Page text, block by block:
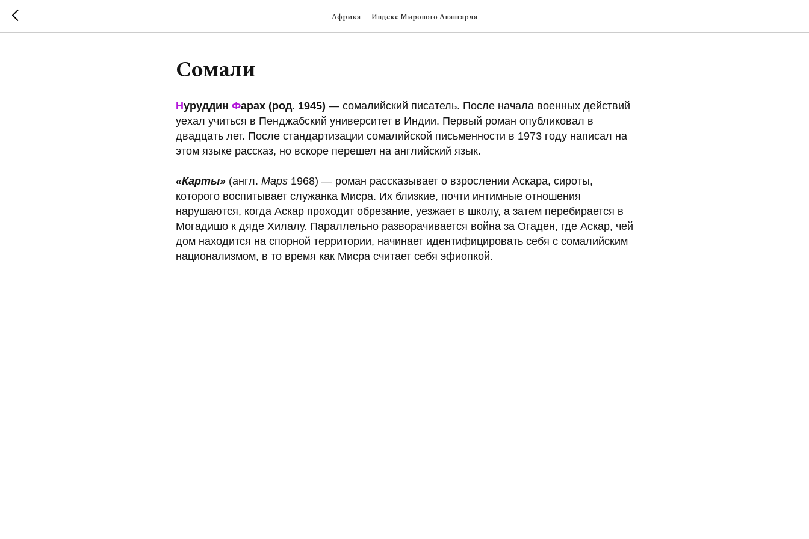
Африка — Индекс Мирового Авангарда
Сомали
Нуруддин Фарах (род. 1945) — сомалийский писатель. После начала военных действий
уехал учиться в Пенджабский университет в Индии. Первый роман опубликовал в
двадцать лет. После стандартизации сомалийской письменности в 1973 году написал на
этом языке рассказ, но вскоре перешел на английский язык.
«Карты» (англ. Maps 1968) — роман рассказывает о взрослении Аскара, сироты,
которого воспитывает служанка Мисра. Их близкие, почти интимные отношения
нарушаются, когда Аскар проходит обрезание, уезжает в школу, а затем перебирается в
Могадишо к дяде Хилалу. Параллельно разворачивается война за Огаден, где Аскар, чей
дом находится на спорной территории, начинает идентифицировать себя с сомалийским
национализмом, в то время как Мисра считает себя эфиопкой.